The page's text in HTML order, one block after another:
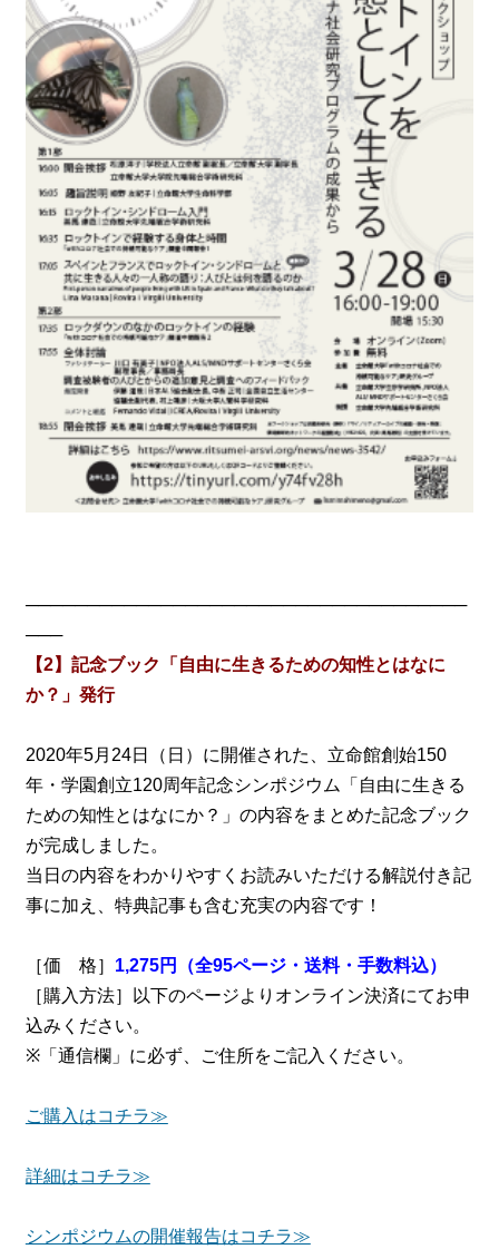
────────────────────────────────────
───
【2】記念ブック「自由に生きるための知性とはなに
か？」発行
2020年5月24日（日）に開催された、立命館創始150
年・学園創立120周年記念シンポジウム「自由に生きる
ための知性とはなにか？」の内容をまとめた記念ブック
が完成しました。
当日の内容をわかりやすくお読みいただける解説付き記
事に加え、特典記事も含む充実の内容です！
［価 格］ 1,275円（全95ページ・送料・手数料込）
［購入方法］以下のページよりオンライン決済にてお申
込みください。
※「通信欄」に必ず、ご住所をご記入ください。
ご購入はコチラ≫
詳細はコチラ≫
シンポジウムの開催報告はコチラ≫